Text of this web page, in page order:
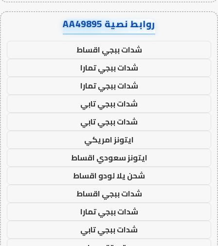
روابط نصية AA49895
شدات ببجي اقساط
شدات ببجي تمارا
شدات ببجي تمارا
شدات ببجي تابي
شدات ببجي تابي
ايتونز امريكي
ايتونز سعودي اقساط
شحن يلا لودو اقساط
شدات ببجي اقساط
شدات ببجي تمارا
شدات ببجي تابي